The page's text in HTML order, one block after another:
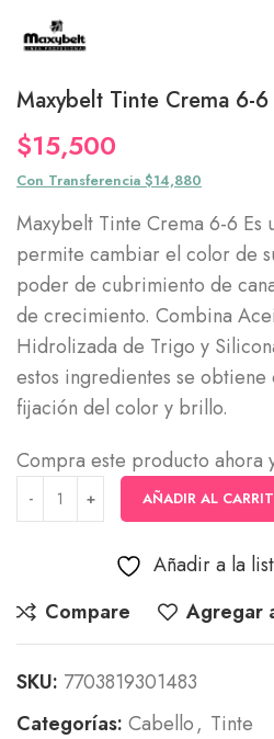
Maxybelt Tinte Crema 6-6
$15,500
Con Transferencia $14,880
Maxybelt Tinte Crema 6-6 Es
permite cambiar el color de
poder de cubrimiento de
de crecimiento. Combina
Hidrolizada de Trigo y
estos ingredientes se
fijación del color y brillo.
Compra este producto ahora
AÑADIR AL
Añadir a la
Compare
Agregar
SKU: 7703819301483
Categorías: Cabello, Tinte